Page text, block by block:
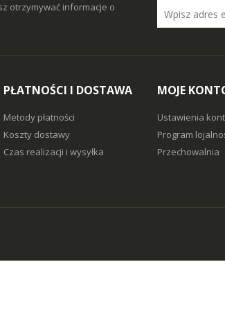
otrzymywać informacje o
PŁATNOŚCI I DOSTAWA
Metody płatności
Koszty dostawy
Czas realizacji i wysyłka
MOJE
Ustawienia
Program
Przechowalnia